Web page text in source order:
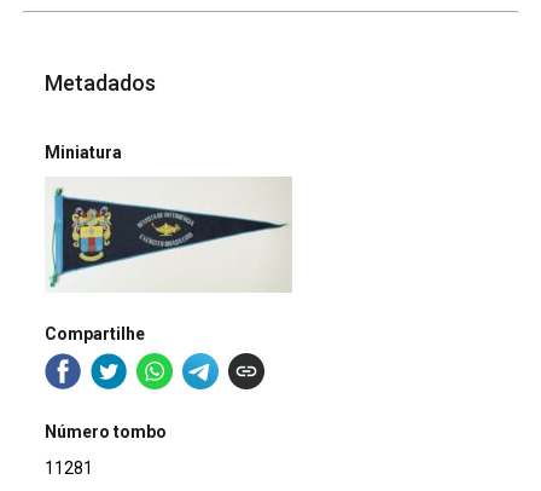
Metadados
Miniatura
Compartilhe
Número tombo
11281